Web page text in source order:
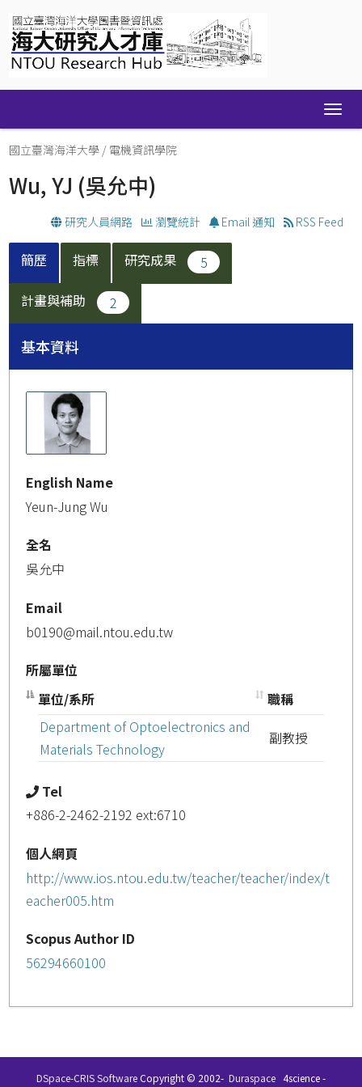
navigation
國立臺灣海洋大學 / 電機資訊學院
Wu, YJ (吳允中)
研究人員網路 瀏覽統計 Email 通知 RSS Feed
簡歷 指標 研究成果
5
計畫與補助
2
基本資料
English Name
Yeun-Jung Wu
全名
吳允中
Email
b0190@mail.ntou.edu.tw
所屬單位
單位/系所
職稱
Department of Optoelectronics and
Materials Technology
副教授
Tel
+886-2-2462-2192 ext:6710
個人網頁
http://www.ios.ntou.edu.tw/teacher/teacher/index/t
eacher005.htm
Scopus Author ID
56294660100
DSpace-CRIS SoftwareCopyright © 2002- Duraspace 4science -